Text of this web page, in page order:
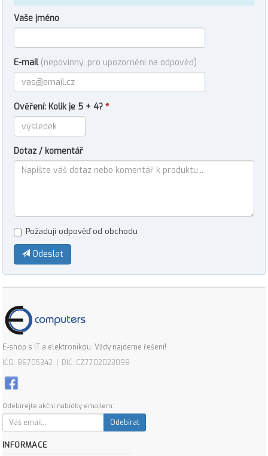
Vaše jméno
E-mail (nepovinný, pro upozornění na odpověď)
Ověření: Kolik je 5 + 4? *
Dotaz / komentář
Požaduji odpověď od obchodu
Odeslat
E-shop s IT a elektronikou. Vždy najdeme řešení!
IČO: 86705342 | DIČ: CZ7702023098
Odebírejte akční nabídky emailem:
Odebírat
INFORMACE